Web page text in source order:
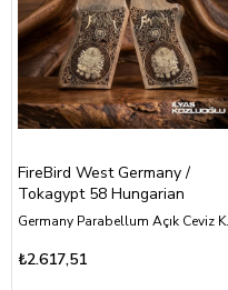
FireBird West Germany /
Tokagypt 58 Hungarian
Germany Parabellum
₺2.617,51